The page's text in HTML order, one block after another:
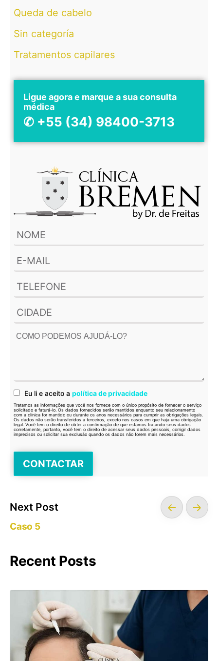
Queda de cabelo
Sin categoría
Tratamentos capilares
Ligue agora e marque a sua consulta
médica
✆ +55 (34) 98400-3713
Eu li e aceito apolítica de privacidade
Tratamos as informações que você nos fornece com o único propósito de fornecer o serviço
solicitado e faturá-lo. Os dados fornecidos serão mantidos enquanto seu relacionamento
com a clínica for mantido ou durante os anos necessários para cumprir as obrigações legais.
Os dados não serão transferidos a terceiros, exceto nos casos em que haja uma obrigação
legal. Você tem o direito de obter a confirmação de que estamos tratando seus dados
corretamente, portanto, você tem o direito de acessar seus dados pessoais, corrigir dados
imprecisos ou solicitar sua exclusão quando os dados não forem mais necessários.
Next Post
Caso 5
Recent Posts